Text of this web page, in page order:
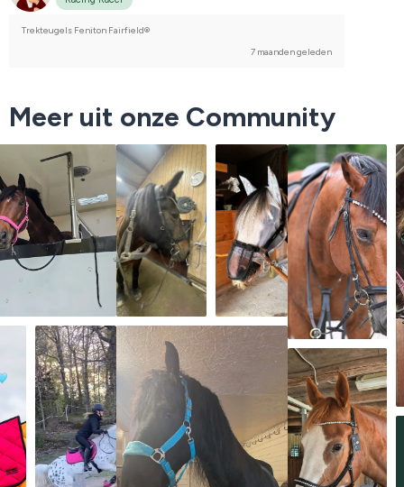
Trekteugels Feniton Fairfield®
7 maanden geleden
Meer uit onze Community